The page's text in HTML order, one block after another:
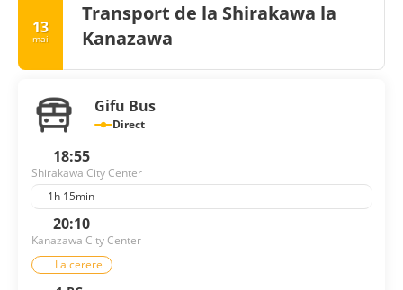
13
mai
Transport de la Shirakawa la
Kanazawa
Gifu Bus
Direct
18:55
Shirakawa City Center
1h 15min
20:10
Kanazawa City Center
La cerere